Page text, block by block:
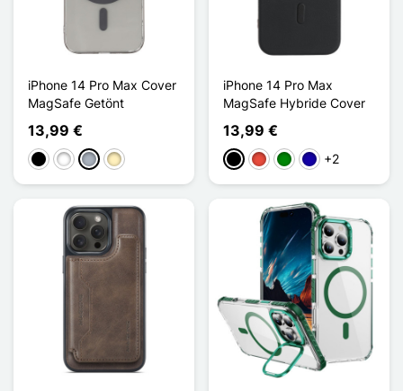
iPhone 14 Pro Max Cover
MagSafe Getönt
13,99 €
Schwarz
WeißGrauGolden
iPhone 14 Pro Max
MagSafe Hybride Cover
13,99 €
Schwarz
Rot GrünDunkelblau
+2